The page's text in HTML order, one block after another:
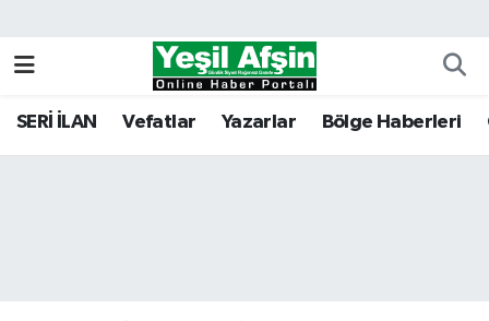
SERİ İLAN Vefatlar Yazarlar Bölge Haberleri
Kahramanmaraş Nöbetçi Eczaneler